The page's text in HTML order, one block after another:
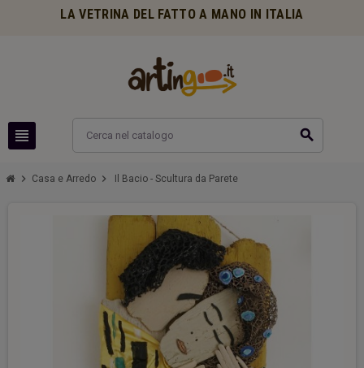
LA VETRINA DEL FATTO A MANO IN ITALIA
view_headline search
chevron_right Casa e Arredo chevron_right Il Bacio - Scultura da Parete